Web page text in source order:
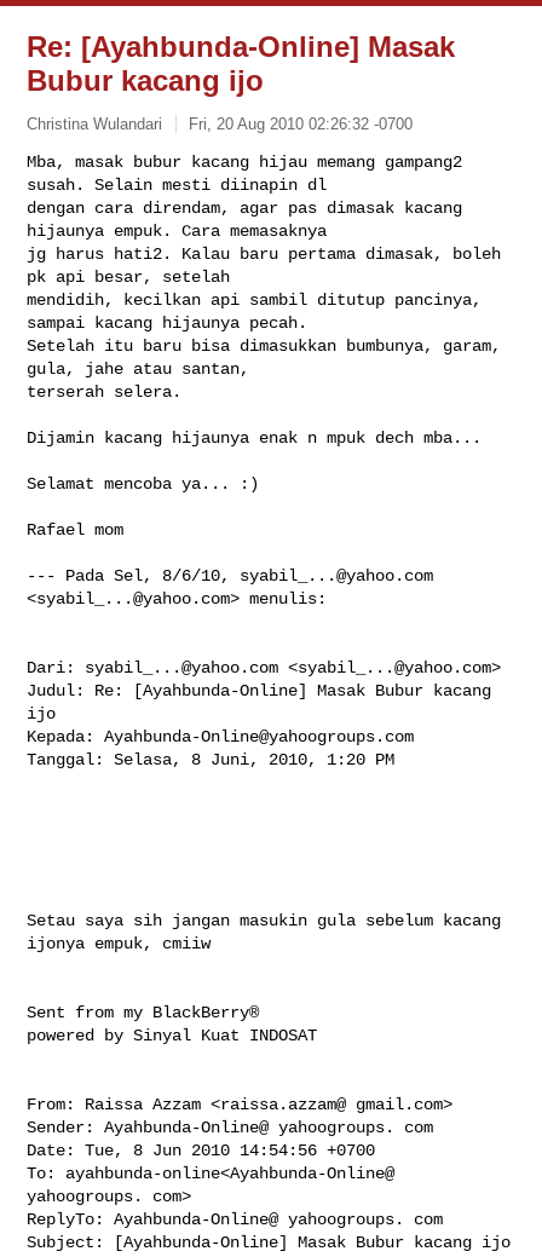
Re: [Ayahbunda-Online] Masak
Bubur kacang ijo
Christina Wulandari Fri, 20 Aug 2010 02:26:32 -0700
Mba, masak bubur kacang hijau memang gampang2
susah. Selain mesti diinapin dl
dengan cara direndam, agar pas dimasak kacang
hijaunya empuk. Cara memasaknya
jg harus hati2. Kalau baru pertama dimasak, boleh
pk api besar, setelah
mendidih, kecilkan api sambil ditutup pancinya,
sampai kacang hijaunya pecah.
Setelah itu baru bisa dimasukkan bumbunya, garam,
gula, jahe atau santan,
terserah selera.
Dijamin kacang hijaunya enak n mpuk dech mba...
Selamat mencoba ya... :)
Rafael mom
--- Pada Sel, 8/6/10, syabil_...@yahoo.com
<syabil_...@yahoo.com> menulis:
Dari: syabil_...@yahoo.com <syabil_...@yahoo.com>
Judul: Re: [Ayahbunda-Online] Masak Bubur kacang
ijo
Kepada: Ayahbunda-Online@yahoogroups.com
Tanggal: Selasa, 8 Juni, 2010, 1:20 PM
Setau saya sih jangan masukin gula sebelum kacang
ijonya empuk, cmiiw
Sent from my BlackBerry®
powered by Sinyal Kuat INDOSAT
From: Raissa Azzam <raissa.azzam@ gmail.com>
Sender: Ayahbunda-Online@ yahoogroups. com
Date: Tue, 8 Jun 2010 14:54:56 +0700
To: ayahbunda-online<Ayahbunda-Online@
yahoogroups. com>
ReplyTo: Ayahbunda-Online@ yahoogroups. com
Subject: [Ayahbunda-Online] Masak Bubur kacang ijo